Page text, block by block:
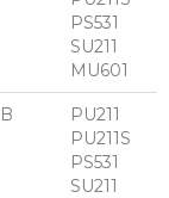
PS531
SU211
MU601
PU211
PU211S
PS531
SU211